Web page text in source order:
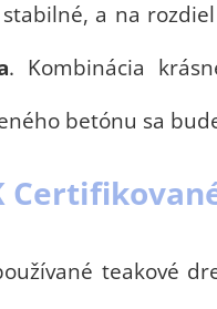
a na
. Kombinácia
betónu sa
teakové